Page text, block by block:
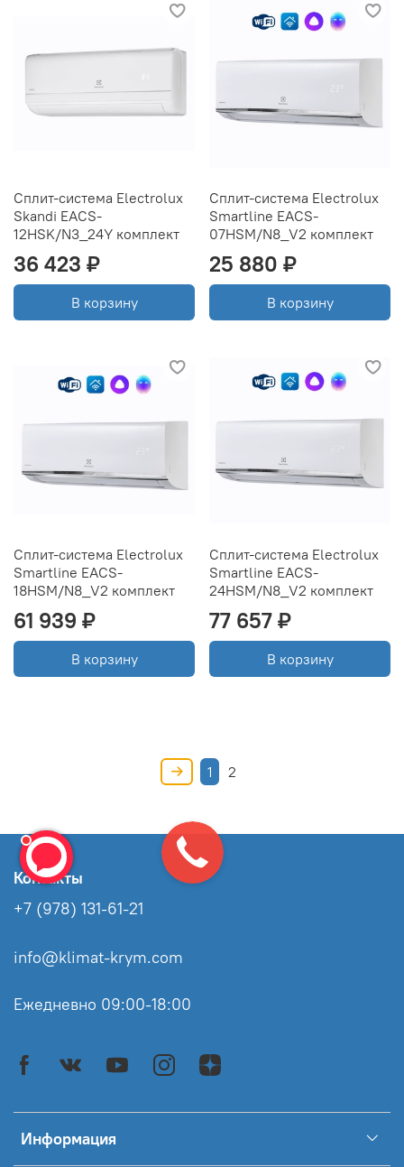
Сплит-система Electrolux
Skandi EACS-
12HSK/N3_24Y комплект
36 423 ₽
В корзину
Сплит-система Electrolux
Smartline EACS-
07HSM/N8_V2 комплект
25 880 ₽
В корзину
Сплит-система Electrolux
Smartline EACS-
18HSM/N8_V2 комплект
61 939 ₽
В корзину
Сплит-система Electrolux
Smartline EACS-
24HSM/N8_V2 комплект
77 657 ₽
В корзину
1 2
Информация
Контакты
+7 (978) 131-61-21
info@klimat-krym.com
Ежедневно 09:00-18:00